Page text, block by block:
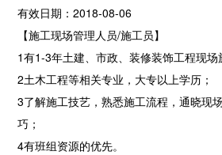
有效日期：2018-08-06
【施工现场管理人员/施工员】
1有1-3年土建、市政、装修装饰工程现场
2土木工程等相关专业，大专以上学历；
3了解施工技艺，熟悉施工流程，通晓现
巧；
4有班组资源的优先。